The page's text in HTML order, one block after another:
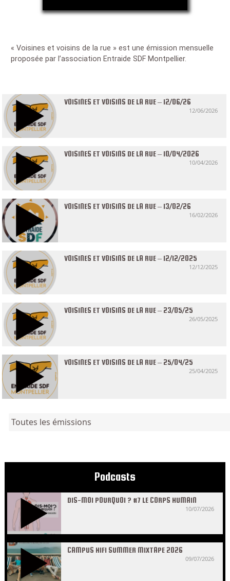
« Voisines et voisins de la rue » est une émission mensuelle
proposée par l’association Entraide SDF Montpellier.
VOISINES ET VOISINS DE LA RUE – 12/06/26
12/06/2026
VOISINES ET VOISINS DE LA RUE – 10/04/2026
10/04/2026
VOISINES ET VOISINS DE LA RUE – 13/02/26
16/02/2026
VOISINES ET VOISINS DE LA RUE – 12/12/2025
12/12/2025
VOISINES ET VOISINS DE LA RUE – 23/05/25
26/05/2025
VOISINES ET VOISINS DE LA RUE – 25/04/25
25/04/2025
Toutes les émissions
Podcasts
DIS-MOI POURQUOI ? #7 LE CORPS HUMAIN
10/07/2026
CAMPUS HIFI SUMMER MIXTAPE 2026
09/07/2026